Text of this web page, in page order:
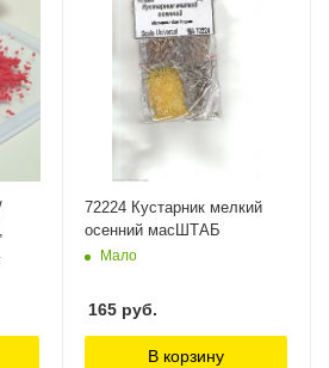
72224 Кустарник мелкий
осенний масШТАБ
Мало
165 руб.
В корзину